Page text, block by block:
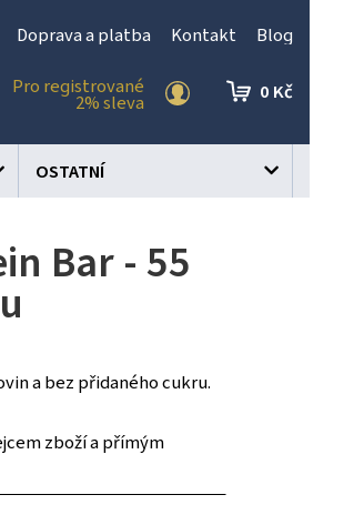
Doprava a platba Kontakt Blog
Pro registrované
2% sleva
0 Kč
OSTATNÍ
Bar - 55
a bez přidaného cukru.
zboží a přímým